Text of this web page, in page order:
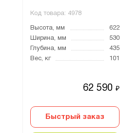
Код товара: 4978
Высота, мм
622
Ширина, мм
530
Глубина, мм
435
Вес, кг
101
62 590 ₽
Быстрый заказ